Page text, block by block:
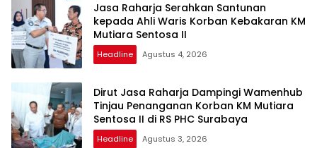
Jasa Raharja Serahkan Santunan
kepada Ahli Waris Korban Kebakaran KM
Mutiara Sentosa II
Headline Agustus 4, 2026
Dirut Jasa Raharja Dampingi Wamenhub
Tinjau Penanganan Korban KM Mutiara
Sentosa II di RS PHC Surabaya
Headline Agustus 3, 2026